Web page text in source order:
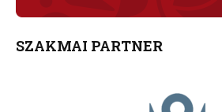
SZAKMAI PARTNER